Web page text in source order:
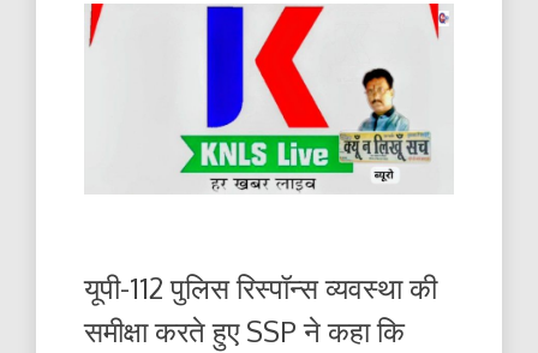
यूपी-112 पुलिस रिस्पॉन्स व्यवस्था की
समीक्षा करते हुए SSP ने कहा कि